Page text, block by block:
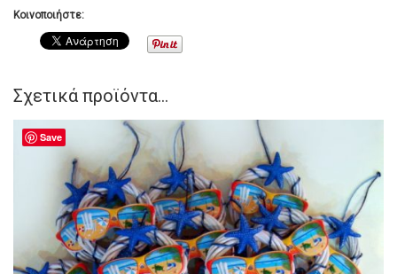
Κοινοποιήστε:
Σχετικά προϊόντα...
Save